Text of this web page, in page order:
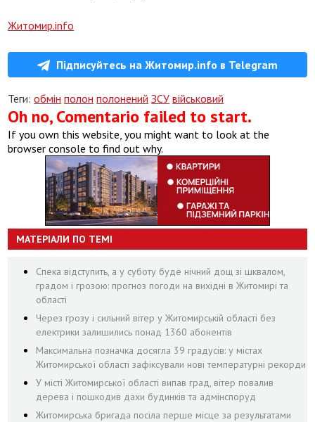
Житомир.info
Підписуйтесь на Житомир.info в Telegram
Теги:обмін полон полонений ЗСУ військовий
Oh no, Comentario failed to start.
If you own this website, you might want to look at the
browser console to find out why.
МАТЕРІАЛИ ПО ТЕМІ
Спека відступить, а у суботу буде нічний дощ зі шквалом,
градом і грозою: прогноз погоди на вихідні в Житомирі та
області
Через грозу і сильний вітер у Житомирській області без
електрики залишились понад 1360 абонентів
Максимальна позначка досягла 39 градусів: у містах
Житомирської області зафіксували нові температурні рекорди
У місті Житомирської області випав град, вітер повалив
дерева і пошкодив дахи будинків та адмінспоруд
Житомирська бригада посіла перше місце за результатами